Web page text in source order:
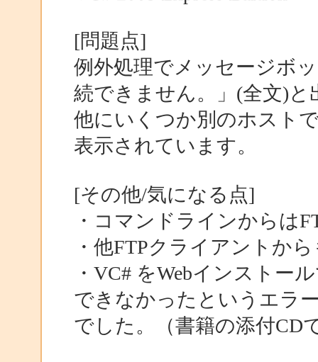
[問題点]
例外処理でメッセージボ
続できません。」(全文)と
他にいくつか別のホスト
表示されています。
[その他/気になる点]
・コマンドラインからは
・他FTPクライアントか
・VC# をWebインストー
できなかったというエラ
でした。（書籍の添付CD